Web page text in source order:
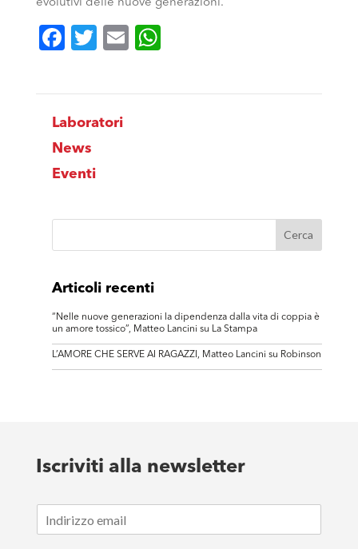
evolutivi delle nuove generazioni.
Facebook
Twitter
Email
Laboratori
News
Eventi
Articoli recenti
“Nelle nuove generazioni la dipendenza dalla vita di coppia è
un amore tossico”, Matteo Lancini su La Stampa
L’AMORE CHE SERVE AI RAGAZZI, Matteo Lancini su Robinson
Iscriviti alla newsletter
m